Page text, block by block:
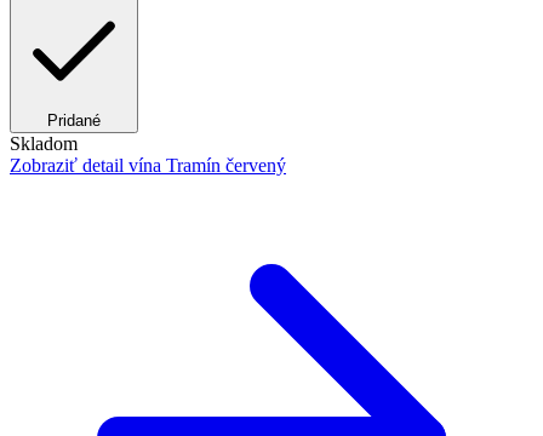
Pridané
Skladom
Zobraziť detail vína Tramín červený